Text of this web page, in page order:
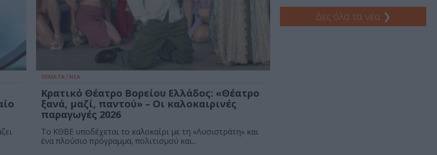
ΘΕΜΑΤΑ / ΝΕΑ
Κρατικό Θέατρο Βορείου Ελλάδος: «Θέατρο
ξανά, μαζί, παντού» – Οι καλοκαιρινές
παραγωγές 2026
Το ΚΘΒΕ υποδέχεται το καλοκαίρι με τη «Λυσιστράτη» και
ένα πλούσιο πρόγραμμα, πολιτισμού και...
Δες όλα τα νέα ❯